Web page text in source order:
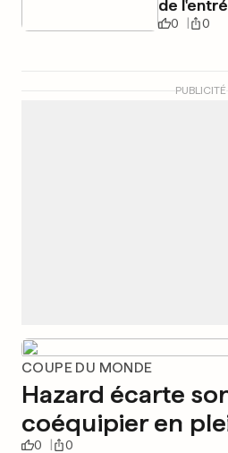
de
0 0
PUBLICITÉ
COUPE DU MONDE
Hazard écarte
coéquipier en
0 0